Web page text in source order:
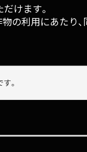
けます。
利用にあたり、
。